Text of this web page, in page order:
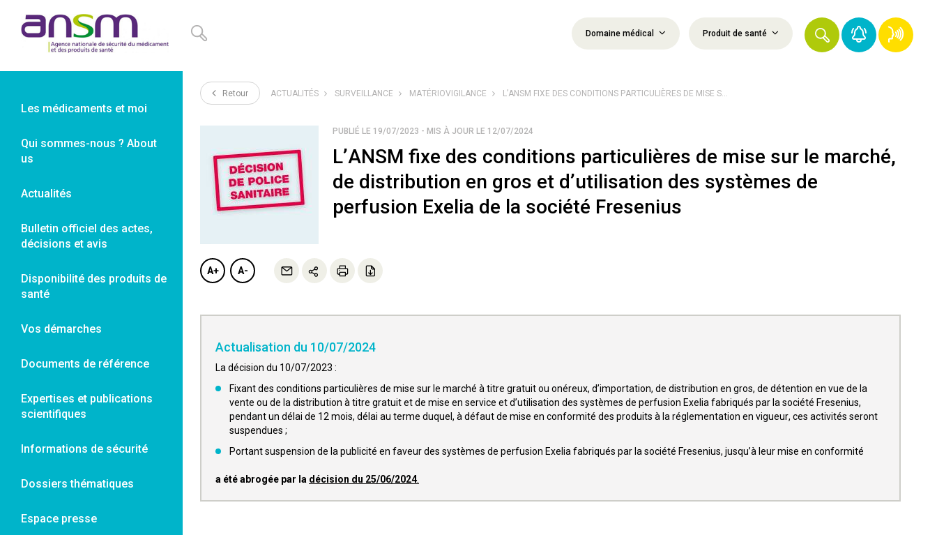
Domaine médical Produit de santé
Les médicaments et moi
Qui sommes-nous ? About
us
Actualités
Bulletin officiel des actes,
décisions et avis
Disponibilité des produits de
santé
Vos démarches
Documents de référence
Expertises et publications
scientifiques
Informations de sécurité
Dossiers thématiques
Espace presse
Retour ACTUALITÉS SURVEILLANCE MATÉRIOVIGILANCE L’ANSM FIXE DES CONDITIONS PARTICULIÈRES DE MISE S...
PUBLIÉ LE 19/07/2023 - MIS À JOUR LE 12/07/2024
L’ANSM fixe des conditions particulières de mise sur le marché,
de distribution en gros et d’utilisation des systèmes de
perfusion Exelia de la société Fresenius
A+ A-
Actualisation du 10/07/2024
La décision du 10/07/2023 :
Fixant des conditions particulières de mise sur le marché à titre gratuit ou onéreux, d’importation, de distribution en gros, de détention en vue de la
vente ou de la distribution à titre gratuit et de mise en service et d’utilisation des systèmes de perfusion Exelia fabriqués par la société Fresenius,
pendant un délai de 12 mois, délai au terme duquel, à défaut de mise en conformité des produits à la réglementation en vigueur, ces activités seront
suspendues ;
Portant suspension de la publicité en faveur des systèmes de perfusion Exelia fabriqués par la société Fresenius, jusqu’à leur mise en conformité
a été abrogée par la décision du 25/06/2024